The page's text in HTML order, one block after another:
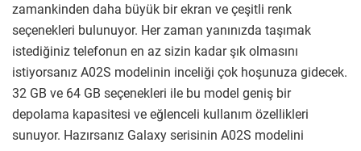
zamankinden daha büyük bir ekran ve çeşitli renk
seçenekleri bulunuyor. Her zaman yanınızda taşımak
istediğiniz telefonun en az sizin kadar şık olmasını
istiyorsanız A02S modelinin inceliği çok hoşunuza gidecek.
32 GB ve 64 GB seçenekleri ile bu model geniş bir
depolama kapasitesi ve eğlenceli kullanım özellikleri
sunuyor. Hazırsanız Galaxy serisinin A02S modelini